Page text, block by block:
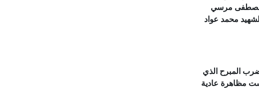
مصطفى مرسي
محمد عواد
وانتخابات عام 2010م، بالإضافة إلى الضرب المبرح الذي
مظاهرة عادية